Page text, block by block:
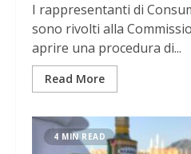
I rappresentanti di
sono rivolti alla
aprire una procedura di...
Read More
4 MIN READ